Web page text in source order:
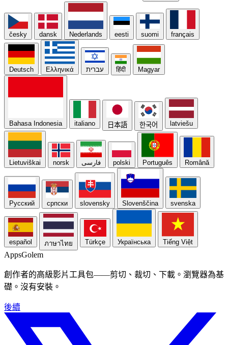
česky dansk Nederlands eesti suomi français
Deutsch Ελληνικά עברית हिंदी Magyar
Bahasa Indonesia italiano 日本語 한국어 latviešu
Lietuviškai norsk فارسی polski Português Română
Русский српски slovensky Slovenščina svenska
español ภาษาไทย Türkçe Українська Tiếng Việt
AppsGolem
創作者的高級影片工具包——剪切、裁切、下載。瀏覽器為基
礎。沒有安裝。
後續